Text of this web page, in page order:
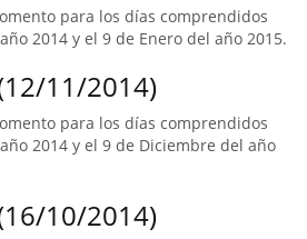
para los días comprendidos
2014 y el 9 de Enero del año 2015.
11/2014)
para los días comprendidos
2014 y el 9 de Diciembre del año
10/2014)